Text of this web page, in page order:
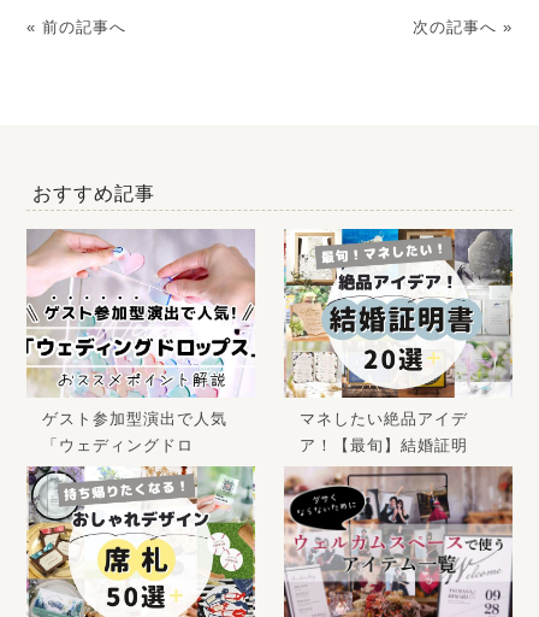
« 前の記事へ 次の記事へ »
おすすめ記事
ゲスト参加型演出で人気
「ウェディングドロ
マネしたい絶品アイデ
ア！【最旬】結婚証明